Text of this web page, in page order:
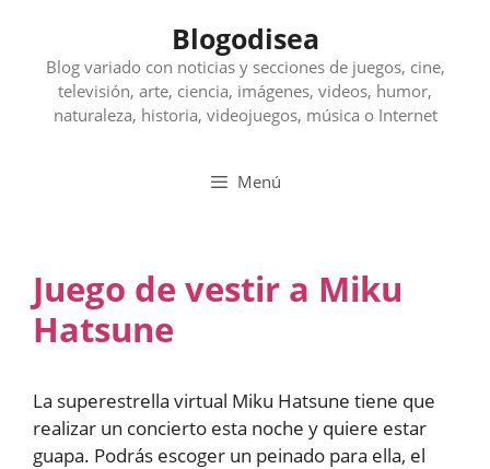
contenido
Blogodisea
Blog variado con noticias y secciones de juegos, cine,
televisión, arte, ciencia, imágenes, videos, humor,
naturaleza, historia, videojuegos, música o Internet
Menú
Juego de vestir a Miku
Hatsune
La superestrella virtual Miku Hatsune tiene que
realizar un concierto esta noche y quiere estar
guapa. Podrás escoger un peinado para ella, el